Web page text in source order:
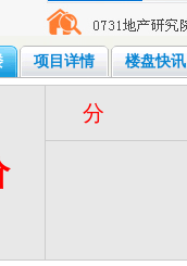
项目详情 楼盘快讯
分